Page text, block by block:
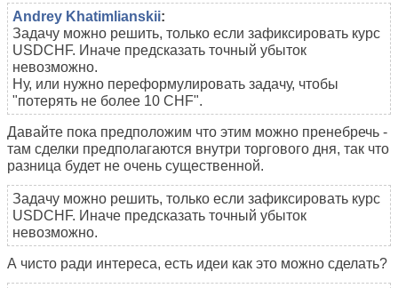
Andrey Khatimlianskii:
Задачу можно решить, только если зафиксировать курс
USDCHF. Иначе предсказать точный убыток
невозможно.
Ну, или нужно переформулировать задачу, чтобы
"потерять не более 10 CHF".
Давайте пока предположим что этим можно пренебречь -
там сделки предполагаются внутри торгового дня, так что
разница будет не очень существенной.
Задачу можно решить, только если зафиксировать курс
USDCHF. Иначе предсказать точный убыток
невозможно.
А чисто ради интереса, есть идеи как это можно сделать?